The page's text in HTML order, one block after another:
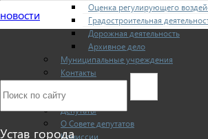
Оценка регулирующего
Градостроительная
Дорожная деятельность
Архивное дело
Муниципальные учреждения
Контакты
СОВЕТ ДЕПУТАТОВ
Структура
Депутаты
О Совете депутатов
Комиссии
новости
Устав города